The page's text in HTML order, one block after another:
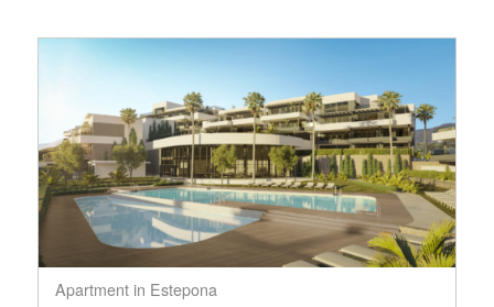
Apartment in Estepona